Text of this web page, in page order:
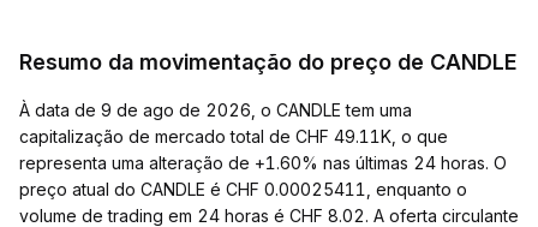
Resumo da movimentação do preço de CANDLE
À data de 9 de ago de 2026, o CANDLE tem uma
capitalização de mercado total de CHF 49.11K, o que
representa uma alteração de +1.60% nas últimas 24 horas. O
preço atual do CANDLE é CHF 0.00025411, enquanto o
volume de trading em 24 horas é CHF 8.02. A oferta circulante